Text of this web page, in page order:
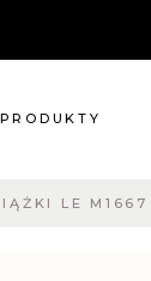
LE M1667